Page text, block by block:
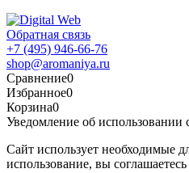
Обратная связь
+7 (495) 946-66-76
shop@aromaniya.ru
Сравнение0
Избранное0
Корзина0
Уведомление об использовании
Сайт использует необходимые
использование, вы